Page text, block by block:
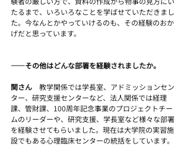
たるまで、いろいろなことを学ばせていただきまし
た。今なんとかやっていけるのも、その経験のおか
げだと思っています。
――その他はどんな部署を経験されましたか。
関さん 教学関係では学長室、アドミッションセン
ター、研究支援センターなど、法人関係では経理
課、管財課、100周年記念事業のプロジェクトチー
ムのリーダーや、研究支援、学長室など様々な部署
を経験させてもらいました。現在は大学院の実習施
設でもある心理臨床センターの統括をしています。